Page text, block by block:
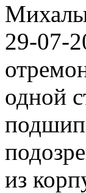
29-07-
одной
из